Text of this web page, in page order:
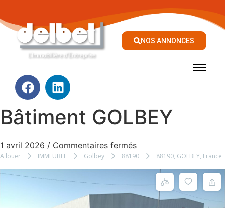
NOS ANNONCES
Bâtiment GOLBEY
1 avril 2026 / Commentaires fermés
A louer IMMEUBLE Golbey 88190 88190, GOLBEY, France